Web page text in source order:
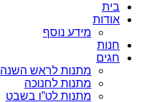
בית
אודות
מידע נוסף
חנות
חגים
מתנות לראש השנה
מתנות לחנוכה
מתנות לט”ו בשבט